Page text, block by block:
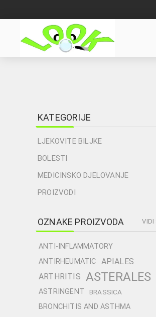
KATEGORIJE
LJEKOVITE BILJKE
BOLESTI
MEDICINSKO DJELOVANJE
PROIZVODI
OZNAKE PROIZVODA
ANTI-INFLAMMATORY
ANTIRHEUMATIC
APIALES
ARTHRITIS ASTERALES
ASTRINGENT BRASSICA
BRONCHITIS AND ASTHMA
VIDI